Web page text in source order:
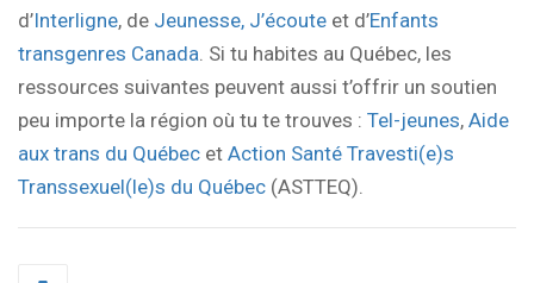
d’Interligne, de Jeunesse, J’écoute et d’Enfants
transgenres Canada. Si tu habites au Québec, les
ressources suivantes peuvent aussi t’offrir un soutien
peu importe la région où tu te trouves : Tel-jeunes, Aide
aux trans du Québec et Action Santé Travesti(e)s
Transsexuel(le)s du Québec (ASTTEQ).